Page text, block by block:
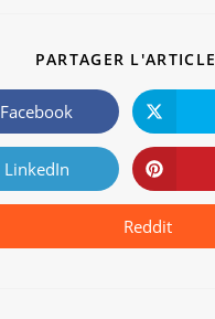
PARTAGER L'ARTICLE
Facebook
LinkedIn
Reddit